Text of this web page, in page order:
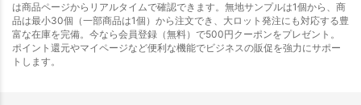
は商品ページからリアルタイムで確認できます。無地サンプルは1個から、商
品は最小30個（一部商品は1個）から注文でき、大ロット発注にも対応する豊
富な在庫を完備。今なら会員登録（無料）で500円クーポンをプレゼント。
ポイント還元やマイページなど便利な機能でビジネスの販促を強力にサポー
トします。